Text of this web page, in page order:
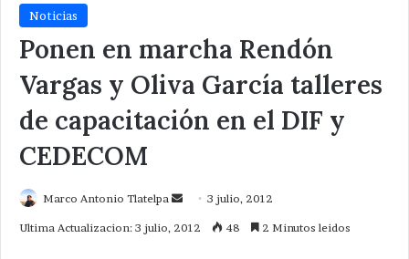
Noticias
Ponen en marcha Rendón
Vargas y Oliva García talleres
de capacitación en el DIF y
CEDECOM
Marco Antonio Tlatelpa
Send3 julio, 2012
Ultima Actualizacion: 3 julio, 2012 48 2 Minutos leidos